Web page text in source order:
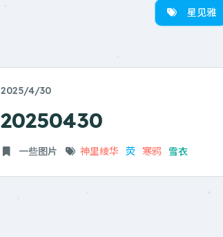
星见雅
2025/4/30
20250430
一些图片 神里绫华 荧 寒鸦 雪衣